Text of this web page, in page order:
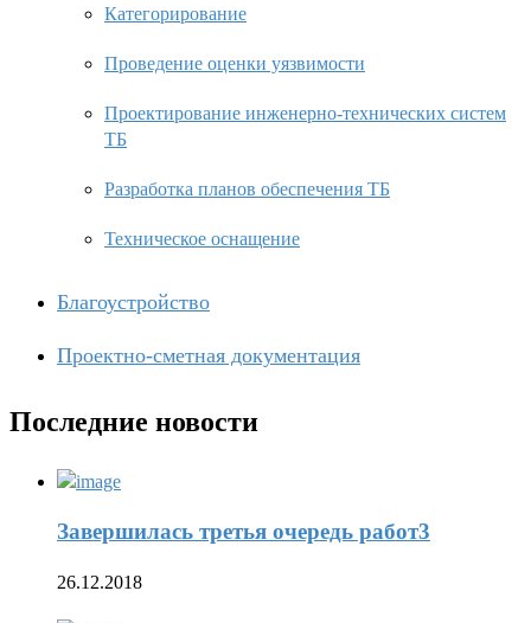
Категорирование
Проведение оценки уязвимости
Проектирование инженерно-технических систем
ТБ
Разработка планов обеспечения ТБ
Техническое оснащение
Благоустройство
Проектно-сметная документация
Последние новости
Завершилась третья очередь работ3
26.12.2018